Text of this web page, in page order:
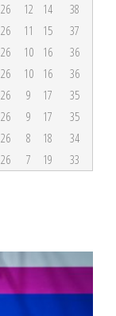
26 12 14
38
26 11 15
37
26 10 16
36
26 10 16
36
26 9 17
35
26 9 17
35
26 8 18
34
26 7 19 33